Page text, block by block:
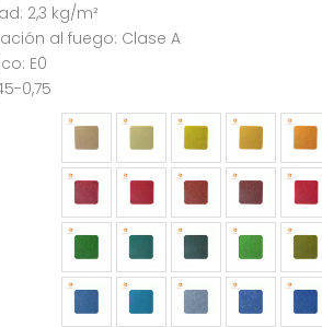
2,3 kg/m²
al fuego: Clase A
E0
0,75